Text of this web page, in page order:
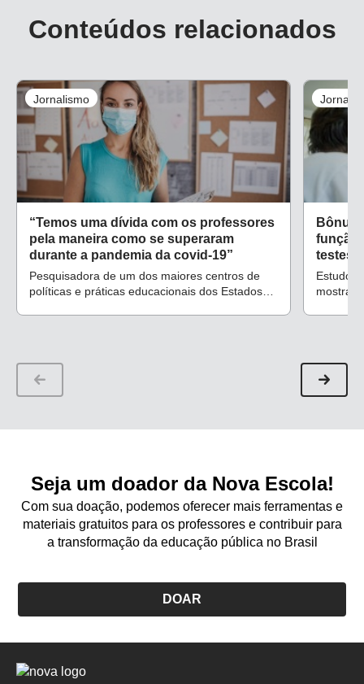
Conteúdos relacionados
Jornalismo
“Temos uma dívida com os professores
pela maneira como se superaram
durante a pandemia da covid-19”
Pesquisadora de um dos maiores centros de
políticas e práticas educacionais dos Estados
Bônus
função
testes
Estudos
Seja um doador da Nova Escola!
Com sua doação, podemos oferecer mais ferramentas e
materiais gratuitos para os professores e contribuir para
a transformação da educação pública no Brasil
DOAR
Logo